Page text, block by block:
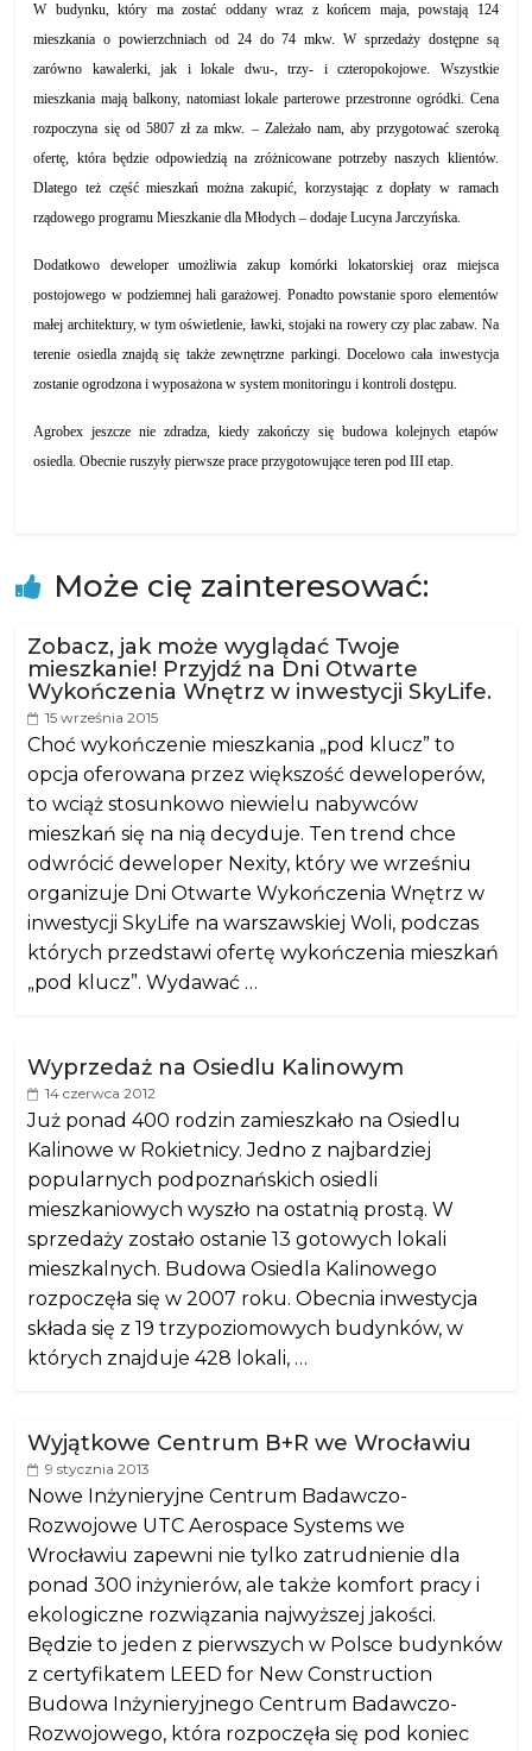
W budynku, który ma zostać oddany wraz z końcem maja, powstają 124
mieszkania o powierzchniach od 24 do 74 mkw. W sprzedaży dostępne są
zarówno kawalerki, jak i lokale dwu-, trzy- i czteropokojowe. Wszystkie
mieszkania mają balkony, natomiast lokale parterowe przestronne ogródki. Cena
rozpoczyna się od 5807 zł za mkw. – Zależało nam, aby przygotować szeroką
ofertę, która będzie odpowiedzią na zróżnicowane potrzeby naszych klientów.
Dlatego też część mieszkań można zakupić, korzystając z dopłaty w ramach
rządowego programu Mieszkanie dla Młodych – dodaje Lucyna Jarczyńska.
Dodatkowo deweloper umożliwia zakup komórki lokatorskiej oraz miejsca
postojowego w podziemnej hali garażowej. Ponadto powstanie sporo elementów
małej architektury, w tym oświetlenie, ławki, stojaki na rowery czy plac zabaw. Na
terenie osiedla znajdą się także zewnętrzne parkingi. Docelowo cała inwestycja
zostanie ogrodzona i wyposażona w system monitoringu i kontroli dostępu.
Agrobex jeszcze nie zdradza, kiedy zakończy się budowa kolejnych etapów
osiedla. Obecnie ruszyły pierwsze prace przygotowujące teren pod III etap.
Może cię zainteresować:
Zobacz, jak może wyglądać Twoje
mieszkanie! Przyjdź na Dni Otwarte
Wykończenia Wnętrz w inwestycji SkyLife.
15 września 2015
Choć wykończenie mieszkania „pod klucz” to
opcja oferowana przez większość deweloperów,
to wciąż stosunkowo niewielu nabywców
mieszkań się na nią decyduje. Ten trend chce
odwrócić deweloper Nexity, który we wrześniu
organizuje Dni Otwarte Wykończenia Wnętrz w
inwestycji SkyLife na warszawskiej Woli, podczas
których przedstawi ofertę wykończenia mieszkań
„pod klucz”. Wydawać …
Wyprzedaż na Osiedlu Kalinowym
14 czerwca 2012
Już ponad 400 rodzin zamieszkało na Osiedlu
Kalinowe w Rokietnicy. Jedno z najbardziej
popularnych podpoznańskich osiedli
mieszkaniowych wyszło na ostatnią prostą. W
sprzedaży zostało ostanie 13 gotowych lokali
mieszkalnych. Budowa Osiedla Kalinowego
rozpoczęła się w 2007 roku. Obecnia inwestycja
składa się z 19 trzypoziomowych budynków, w
których znajduje 428 lokali, …
Wyjątkowe Centrum B+R we Wrocławiu
9 stycznia 2013
Nowe Inżynieryjne Centrum Badawczo-
Rozwojowe UTC Aerospace Systems we
Wrocławiu zapewni nie tylko zatrudnienie dla
ponad 300 inżynierów, ale także komfort pracy i
ekologiczne rozwiązania najwyższej jakości.
Będzie to jeden z pierwszych w Polsce budynków
z certyfikatem LEED for New Construction
Budowa Inżynieryjnego Centrum Badawczo-
Rozwojowego, która rozpoczęła się pod koniec